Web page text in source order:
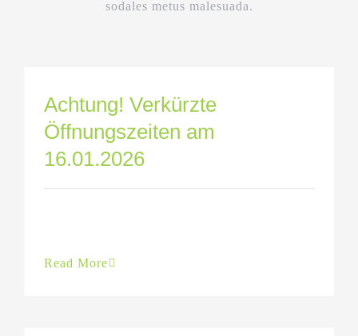
sodales metus malesuada.
Achtung! Verkürzte
Öffnungszeiten am
16.01.2026
Read More